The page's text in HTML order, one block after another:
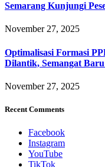
Semarang Kunjungi
November 27, 2025
Optimalisasi Formasi
Dilantik, Semangat
November 27, 2025
Recent Comments
Facebook
Instagram
YouTube
TikTok